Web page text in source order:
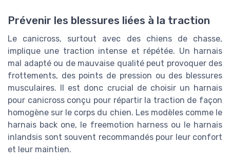
Prévenir les blessures liées à la traction
Le canicross, surtout avec des chiens de chasse,
implique une traction intense et répétée. Un harnais
mal adapté ou de mauvaise qualité peut provoquer des
frottements, des points de pression ou des blessures
musculaires. Il est donc crucial de choisir un harnais
pour canicross conçu pour répartir la traction de façon
homogène sur le corps du chien. Les modèles comme le
harnais back one, le freemotion harness ou le harnais
inlandsis sont souvent recommandés pour leur confort
et leur maintien.